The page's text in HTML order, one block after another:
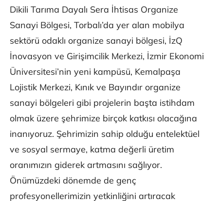
Dikili Tarıma Dayalı Sera İhtisas Organize
Sanayi Bölgesi, Torbalı’da yer alan mobilya
sektörü odaklı organize sanayi bölgesi, İzQ
İnovasyon ve Girişimcilik Merkezi, İzmir Ekonomi
Üniversitesi’nin yeni kampüsü, Kemalpaşa
Lojistik Merkezi, Kınık ve Bayındır organize
sanayi bölgeleri gibi projelerin başta istihdam
olmak üzere şehrimize birçok katkısı olacağına
inanıyoruz. Şehrimizin sahip olduğu entelektüel
ve sosyal sermaye, katma değerli üretim
oranımızın giderek artmasını sağlıyor.
Önümüzdeki dönemde de genç
profesyonellerimizin yetkinliğini artıracak